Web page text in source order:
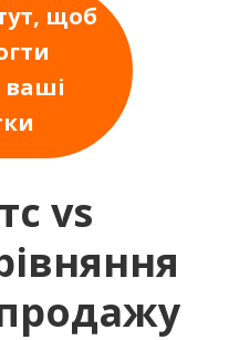
щоб
vs